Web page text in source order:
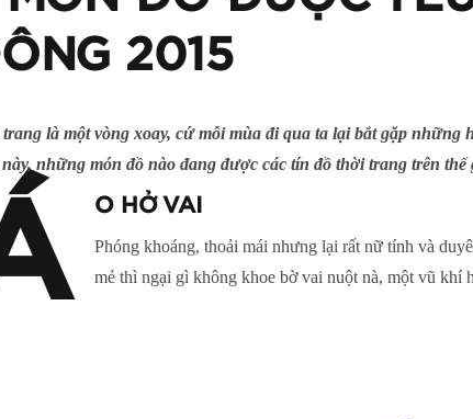
2015
là một vòng xoay, cứ mỗi mùa đi qua ta lại bắt gặp
những món đồ nào đang được các tín đồ thời trang trên
O HỞ VAI
Phóng khoáng, thoải mái nhưng lại rất nữ tính và
mẻ thì ngại gì không khoe bờ vai nuột nà, một vũ khí